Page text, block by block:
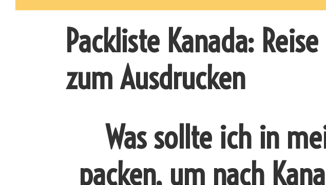
Packliste Kanada:
zum Ausdrucken
Was sollte ich in
packen, um nach